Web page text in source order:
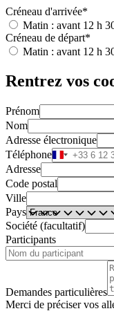
Créneau d'arrivée*
Matin : avant 12 h
Créneau de départ*
Matin : avant 12 h
Rentrez vos
Prénom
Nom
Adresse électronique
Téléphone
Adresse
Code postal
Ville
Pays
Société (facultatif)
Participants
Demandes particulières
Merci de préciser vos